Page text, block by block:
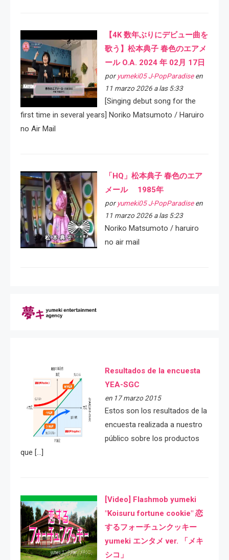
【4K 数年ぶりにデビュー曲を
歌う】松本典子 春色のエアメ
ール O.A. 2024 年 02月 17日
por yumeki05 J-PopParadiseen
11 marzo 2026 a las 5:33
[Singing debut song for the
first time in several years] Noriko Matsumoto / Haruiro
no Air Mail
「HQ」松本典子 春色のエア
メール 1985年
por yumeki05 J-PopParadiseen
11 marzo 2026 a las 5:23
Noriko Matsumoto / haruiro
no air mail
Resultados de la encuesta
YEA-SGC
en 17 marzo 2015
Estos son los resultados de la
encuesta realizada a nuestro
público sobre los productos
que […]
[Video] Flashmob yumeki
"Koisuru fortune cookie" 恋
するフォーチュンクッキー
yumeki エンタメ ver. 「メキ
シコ」